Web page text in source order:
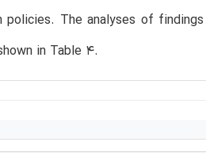
policies. The analyses of
in Table 4.